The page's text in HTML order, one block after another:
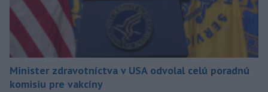
Minister zdravotníctva v USA odvolal celú poradnú
komisiu pre vakcíny